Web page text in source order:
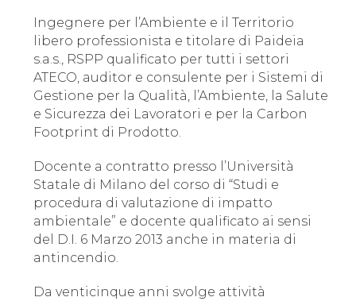
Ingegnere per l’Ambiente e il Territorio
libero professionista e titolare di Paideia
s.a.s., RSPP qualificato per tutti i settori
ATECO, auditor e consulente per i Sistemi di
Gestione per la Qualità, l’Ambiente, la Salute
e Sicurezza dei Lavoratori e per la Carbon
Footprint di Prodotto.
Docente a contratto presso l’Università
Statale di Milano del corso di “Studi e
procedura di valutazione di impatto
ambientale” e docente qualificato ai sensi
del D.I. 6 Marzo 2013 anche in materia di
antincendio.
Da venticinque anni svolge attività